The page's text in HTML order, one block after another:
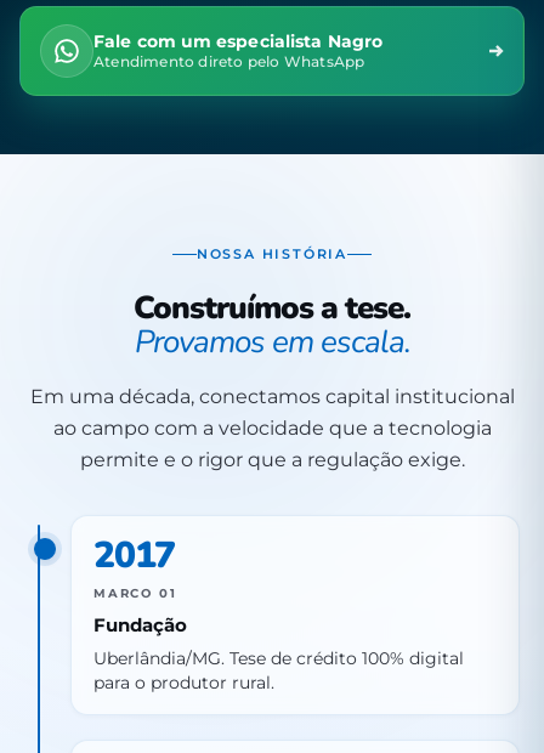
Fale com um especialista Nagro
Atendimento direto pelo WhatsApp
NOSSA HISTÓRIA
Construímos a tese.
Provamos em escala.
Em uma década, conectamos capital institucional
ao campo com a velocidade que a tecnologia
permite e o rigor que a regulação exige.
2017
MARCO 01
Fundação
Uberlândia/MG. Tese de crédito 100% digital
para o produtor rural.